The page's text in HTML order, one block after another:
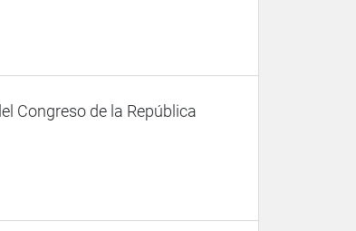
Congreso de la República